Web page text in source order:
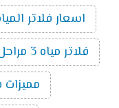
اسعار فلاتر المياه
فلاتر مياه 3 مراحل
مميزات